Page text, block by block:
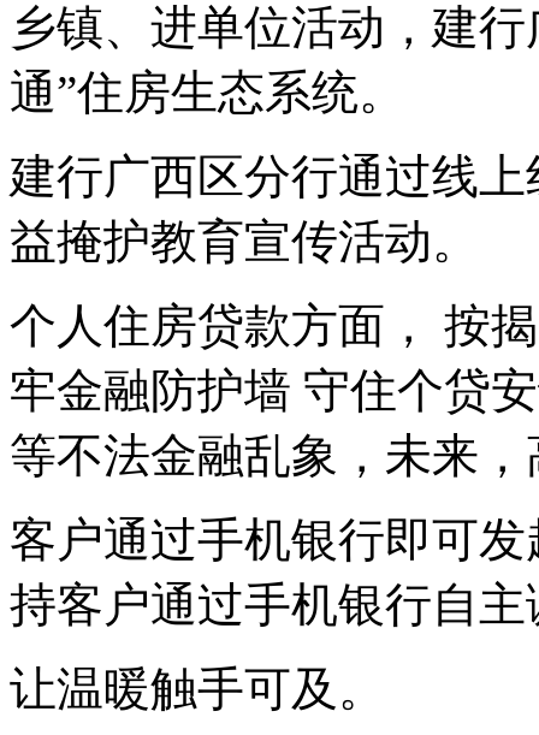
乡镇、进单位活动，建
通”住房生态系统。
建行广西区分行通过线
益掩护教育宣传活动。
个人住房贷款方面， 按
牢金融防护墙 守住个贷
等不法金融乱象，未来
客户通过手机银行即可
持客户通过手机银行自
让温暖触手可及。